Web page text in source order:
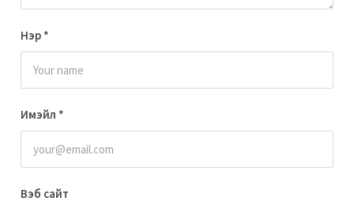
Нэр *
Имэйл *
Вэб сайт